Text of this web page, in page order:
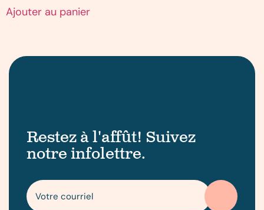
Ajouter au panier
Restez à l'affût! Suivez
notre infolettre.